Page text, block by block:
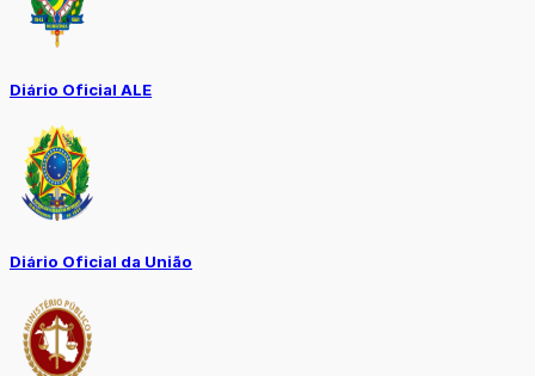
Diário Oficial ALE
Diário Oficial da União